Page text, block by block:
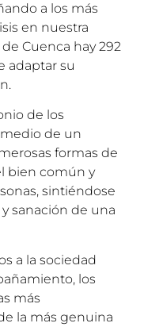
a los más
en nuestra
Cuenca hay 292
adaptar su
de los
de un
formas de
bien común y
sintiéndose
sanación de una
a la sociedad
los
más
la más genuina